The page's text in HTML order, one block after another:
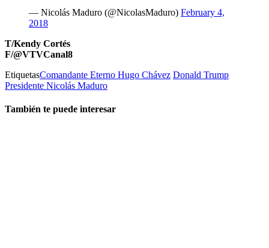
— Nicolás Maduro (@NicolasMaduro) February 4,
2018
T/Kendy Cortés
F/@VTVCanal8
EtiquetasComandante Eterno Hugo Chávez Donald Trump
Presidente Nicolás Maduro
También te puede interesar